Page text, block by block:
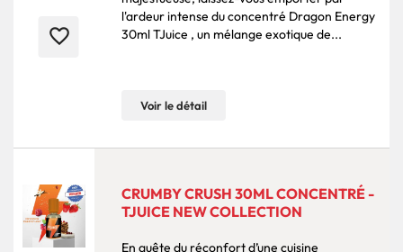
favorite_border
l'ardeur intense du concentré Dragon Energy
30ml TJuice , un mélange exotique de...
Voir le détail
CRUMBY CRUSH 30ML CONCENTRÉ -
TJUICE NEW COLLECTION
En quête du réconfort d’une cuisine